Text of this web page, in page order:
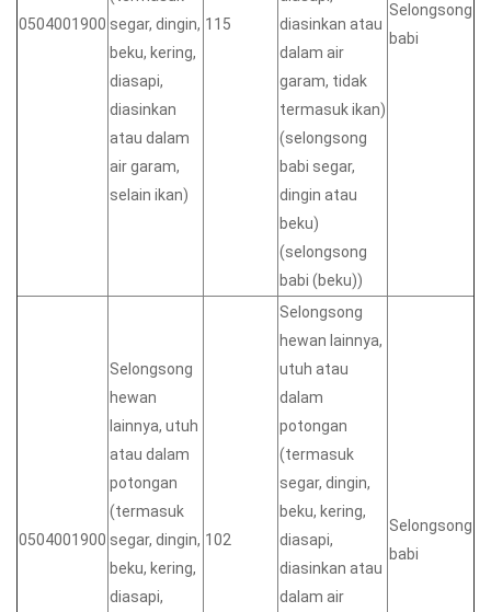
0504001900 segar, dingin,
beku, kering,
diasapi,
diasinkan
atau dalam
air garam,
selain ikan)
115
diasinkan atau
dalam air
garam, tidak
termasuk ikan)
(selongsong
babi segar,
dingin atau
beku)
(selongsong
babi (beku))
Selongsong
babi
0504001900
Selongsong
hewan
lainnya, utuh
atau dalam
potongan
(termasuk
segar, dingin,
beku, kering,
diasapi,
102
Selongsong
hewan lainnya,
utuh atau
dalam
potongan
(termasuk
segar, dingin,
beku, kering,
diasapi,
diasinkan atau
dalam air
Selongsong
babi